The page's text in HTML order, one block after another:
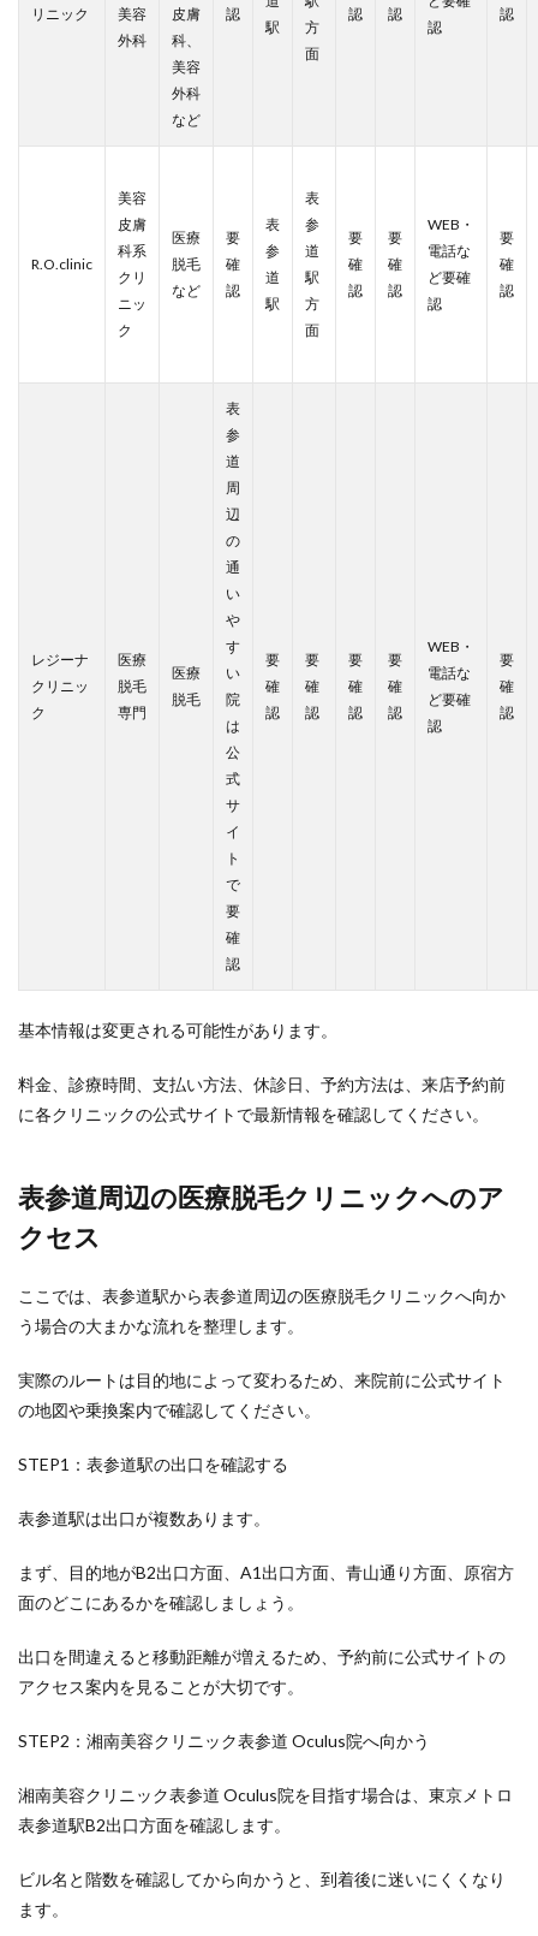
リニック
美容
外科
皮膚
科、
美容
外科
など
認
駅
方
面
認
認
認
認
R.O.clinic
美容
皮膚
科系
クリ
ニッ
ク
医療
脱毛
など
要
確
認
表
参
道
駅
表
参
道
駅
方
面
要
確
認
要
確
認
WEB・
電話な
ど要確
認
要
確
認
レジーナ
クリニッ
ク
医療
脱毛
専門
医療
脱毛
表
参
道
周
辺
の
通
い
や
す
い
院
は
公
式
サ
イ
ト
で
要
確
認
要
確
認
要
確
認
要
確
認
要
確
認
WEB・
電話な
ど要確
認
要
確
認
基本情報は変更される可能性があります。
料金、診療時間、支払い方法、休診日、予約方法は、来店予約前
に各クリニックの公式サイトで最新情報を確認してください。
表参道周辺の医療脱毛クリニックへのア
クセス
ここでは、表参道駅から表参道周辺の医療脱毛クリニックへ向か
う場合の大まかな流れを整理します。
実際のルートは目的地によって変わるため、来院前に公式サイト
の地図や乗換案内で確認してください。
STEP1：表参道駅の出口を確認する
表参道駅は出口が複数あります。
まず、目的地がB2出口方面、A1出口方面、青山通り方面、原宿方
面のどこにあるかを確認しましょう。
出口を間違えると移動距離が増えるため、予約前に公式サイトの
アクセス案内を見ることが大切です。
STEP2：湘南美容クリニック表参道 Oculus院へ向かう
湘南美容クリニック表参道 Oculus院を目指す場合は、東京メトロ
表参道駅B2出口方面を確認します。
ビル名と階数を確認してから向かうと、到着後に迷いにくくなり
ます。